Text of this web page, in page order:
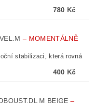
780 Kč
– MOMENTÁLNĚ
stabilizaci, která rovná
400 Kč
M BEIGE –